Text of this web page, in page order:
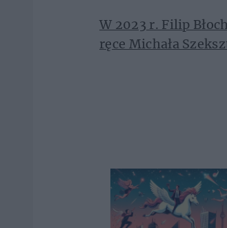
W 2023 r. Filip
ręce Michała